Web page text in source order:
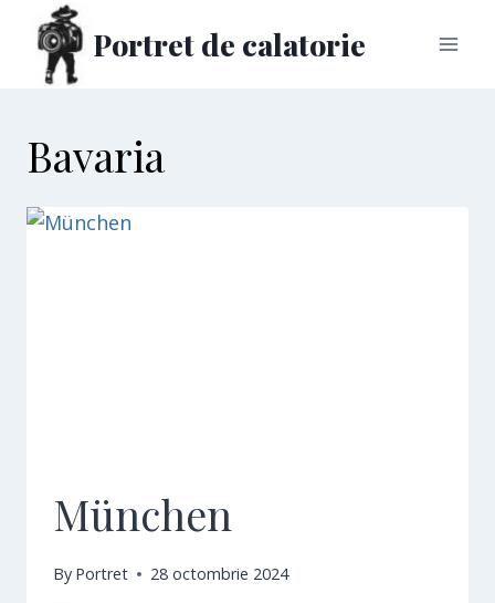
content
Portret de calatorie
Bavaria
München
By Portret 28 octombrie 2024